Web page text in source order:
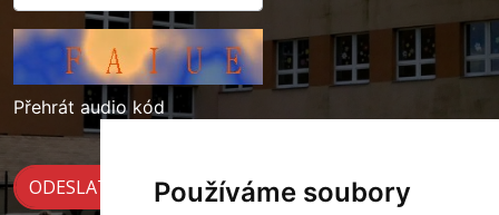
Používáme soubory
Přehrát audio kód